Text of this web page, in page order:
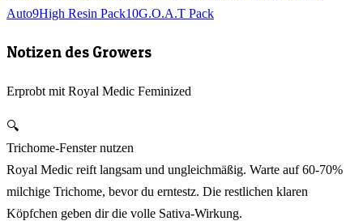
Auto9High Resin Pack10G.O.A.T Pack
Notizen des Growers
Erprobt mit Royal Medic Feminized
🔍
Trichome-Fenster nutzen
Royal Medic reift langsam und ungleichmäßig. Warte auf 60-70%
milchige Trichome, bevor du erntestz. Die restlichen klaren
Köpfchen geben dir die volle Sativa-Wirkung.